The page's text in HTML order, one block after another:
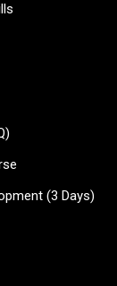
(3 Days)